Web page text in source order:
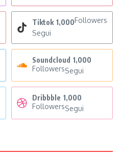
Tiktok 1,000Followers
Segui
Soundcloud 1,000
FollowersSegui
Dribbble 1,000
FollowersSegui